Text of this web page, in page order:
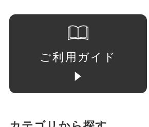
ご利用ガイド